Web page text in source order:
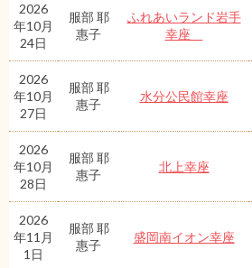
2026
年10月
24日
服部 耶
惠子
ふれあいランド岩手
幸座
2026
年10月
27日
服部 耶
惠子
水分公民館幸座
2026
年10月
28日
服部 耶
惠子
北上幸座
2026
年11月
1日
服部 耶
惠子
盛岡南イオン幸座